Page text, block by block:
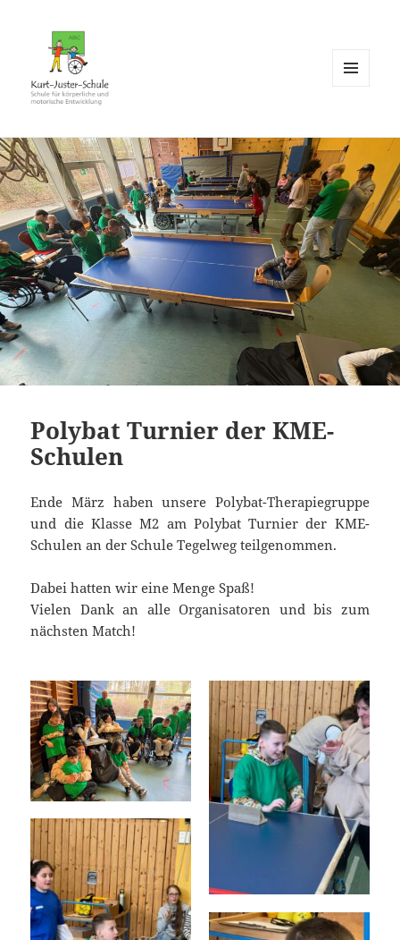
Polybat Turnier der KME-
Schulen
Ende März haben unsere Polybat-Therapiegruppe
und die Klasse M2 am Polybat Turnier der KME-
Schulen an der Schule Tegelweg teilgenommen.
Dabei hatten wir eine Menge Spaß!
Vielen Dank an alle Organisatoren und bis zum
nächsten Match!